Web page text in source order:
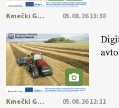
https://t.co/PAL0zlhVia
[EKOloško = LOGIČNO
aronije
v dobrem desetletju
podjetniško zgodbo.
#IMCAP #CAP https://t.co/
Kmečki Glas 05.08.26 13:38
Kmečki Glas 05.08.26 12:11